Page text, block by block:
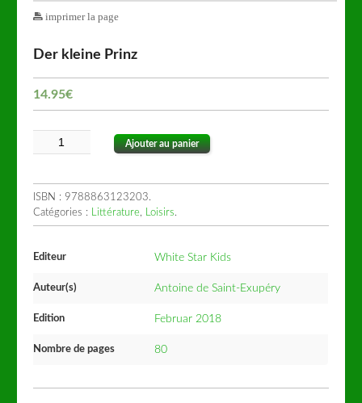
imprimer la page
Der kleine Prinz
14.95€
Ajouter au panier
ISBN : 9788863123203.
Catégories :
Littérature Loisirs.
Editeur White Star Kids
Auteur(s) Antoine de Saint-Exupéry
Edition Februar 2018
Nombre de pages 80